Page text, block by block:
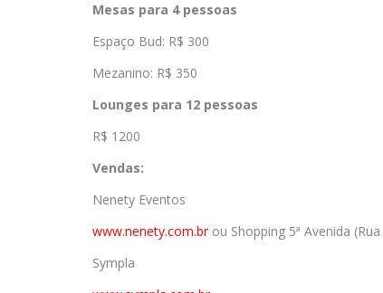
Mesas para 4 pessoas
Espaço Bud: R$ 300
Mezanino: R$ 350
Lounges para 12 pessoas
R$ 1200
Vendas:
Nenety Eventos
www.nenety.com.brou Shopping 5ª Avenida
Sympla